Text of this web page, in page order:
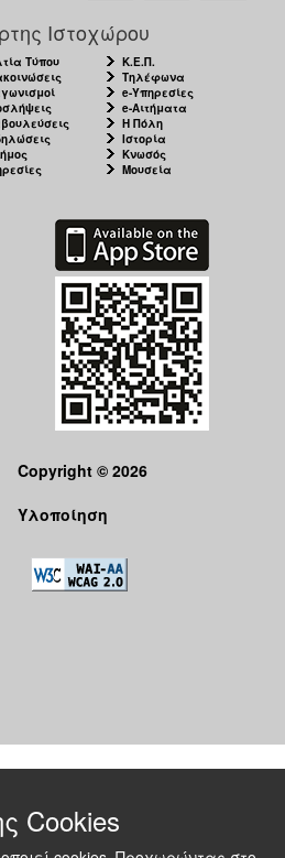
Ιστοχώρου
Τύπου
Κ.Ε.Π.
Τηλέφωνα
e-Υπηρεσίες
e-Αιτήματα
Η Πόλη
Ιστορία
Κνωσός
Μουσεία
Copyright © 2026
Υλοποίηση
Cookies